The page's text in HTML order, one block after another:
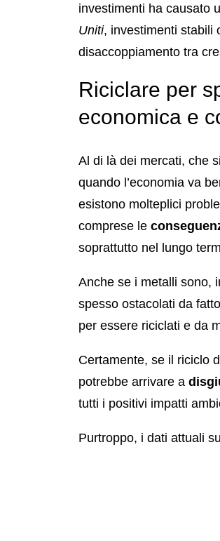
investimenti ha causato
Uniti, investimenti stabili
disaccoppiamento tra
Riciclare per
economica e
Al di là dei mercati, che
quando l’economia va
esistono molteplici
comprese le
soprattutto nel lungo
Anche se i metalli sono,
spesso ostacolati da
per essere riciclati e da
Certamente, se il riciclo
potrebbe arrivare a
tutti i positivi impatti
Purtroppo, i dati attuali